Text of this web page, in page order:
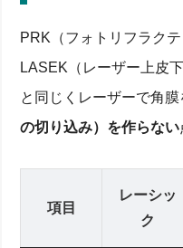
PRK（フォトリフラク
LASEK（レーザー上皮
と同じくレーザーで角膜
の切り込み）を作らない
項目
レーシッ
ク